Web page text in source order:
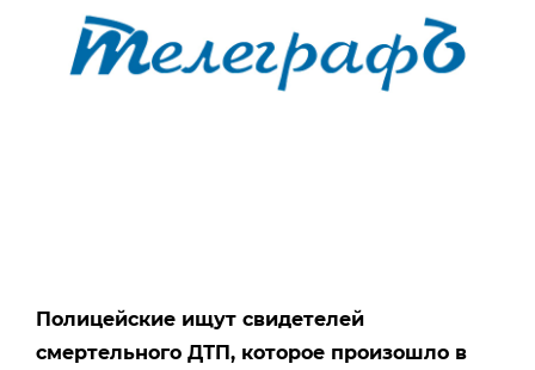
Полицейские ищут свидетелей
смертельного ДТП, которое произошло в